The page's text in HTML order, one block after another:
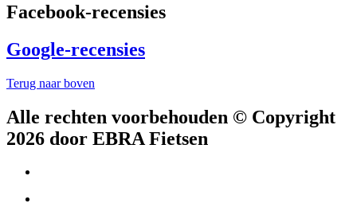
Facebook-recensies
Google-recensies
Terug naar boven
Alle rechten voorbehouden © Copyright
2026 door EBRA Fietsen